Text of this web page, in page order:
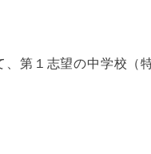
第１志望の中学校（